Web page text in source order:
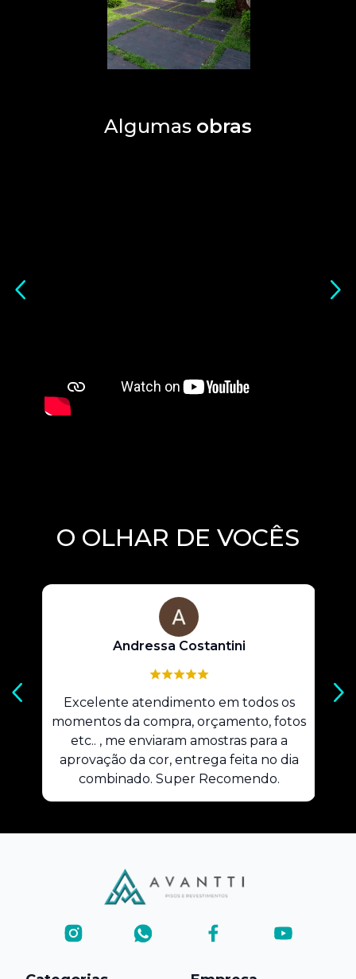
Algumas obras
Previous slide
O OLHAR DE VOCÊS
Andressa Costantini
Excelente atendimento em todos os
momentos da compra, orçamento, fotos
etc.. , me enviaram amostras para a
aprovação da cor, entrega feita no dia
combinado. Super Recomendo.
Previous slide